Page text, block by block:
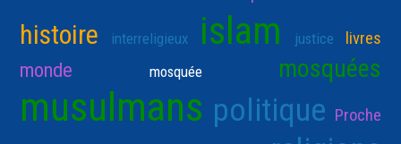
histoire interreligieux islam justice livres
monde mosquée mosquées
musulmans politique Proche